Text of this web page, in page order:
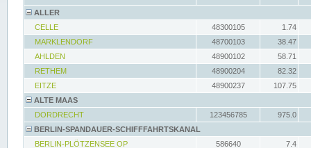
ALLER
CELLE
48300105
1.74
MARKLENDORF
48700103
38.47
AHLDEN
48900102
58.71
RETHEM
48900204
82.32
EITZE
48900237
107.75
ALTE MAAS
DORDRECHT
123456785
975.0
BERLIN-SPANDAUER-SCHIFFFAHRTSKANAL
BERLIN-PLÖTZENSEE OP
586640
7.4